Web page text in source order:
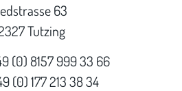
63
Tutzing
(0) 8157 999 33 66
(0) 177 213 38 34